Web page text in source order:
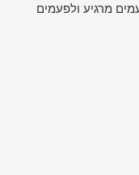
מרגיע ולפעמים